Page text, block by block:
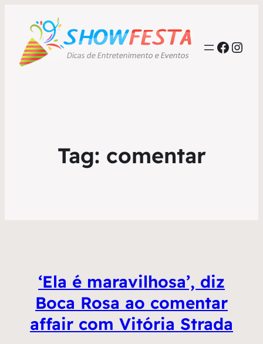
Tag: comentar
‘Ela é maravilhosa’, diz
Boca Rosa ao comentar
affair com Vitória Strada